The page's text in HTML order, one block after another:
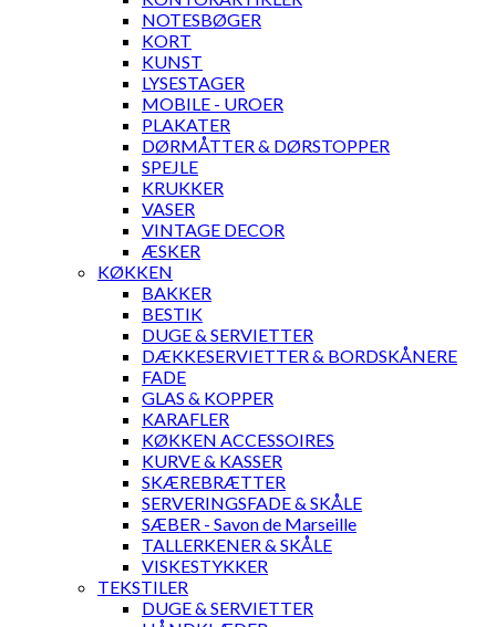
NOTESBØGER
KORT
KUNST
LYSESTAGER
MOBILE - UROER
PLAKATER
DØRMÅTTER & DØRSTOPPER
SPEJLE
KRUKKER
VASER
VINTAGE DECOR
ÆSKER
KØKKEN
BAKKER
BESTIK
DUGE & SERVIETTER
DÆKKESERVIETTER & BORDSKÅNERE
FADE
GLAS & KOPPER
KARAFLER
KØKKEN ACCESSOIRES
KURVE & KASSER
SKÆREBRÆTTER
SERVERINGSFADE & SKÅLE
SÆBER - Savon de Marseille
TALLERKENER & SKÅLE
VISKESTYKKER
TEKSTILER
DUGE & SERVIETTER